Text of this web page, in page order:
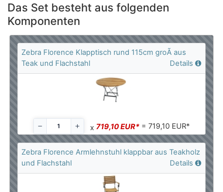
Das Set besteht aus folgenden
Komponenten
Zebra Florence Klapptisch rund 115cm groÃ aus
Teak und Flachstahl
Details
x 719,10 EUR* = 719,10 EUR*
Zebra Florence Armlehnstuhl klappbar aus Teakholz
und Flachstahl
Details